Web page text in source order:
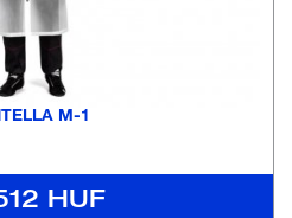
M-1
HUF